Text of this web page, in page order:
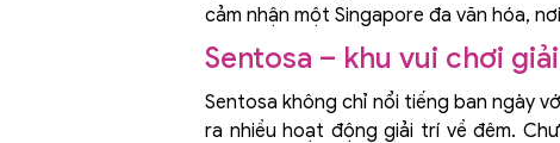
cảm nhận một Singapore đa văn hóa,
Sentosa – khu vui chơi
Sentosa không chỉ nổi tiếng ban ngày
ra nhiều hoạt động giải trí về đêm.